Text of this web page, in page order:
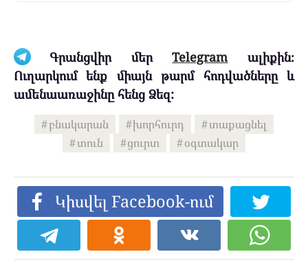
Գրանցվիր մերTelegramալիքին։
Ուղարկում ենք միայն թարմ հոդվածները և
ամենաառաջինը հենց Ձեզ:
բնակարան խորհուրդ
տաքացնել
տուն
ցուրտ օգտակար
Կիսվել Facebook-ում